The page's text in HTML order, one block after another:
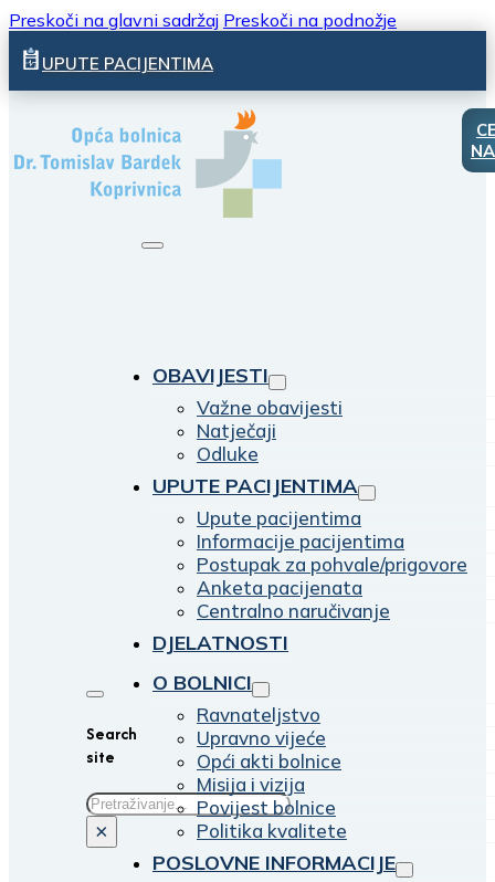
Preskoči na glavni sadržaj Preskoči na podnožje
UPUTE PACIJENTIMA
Search
site
Traži
×
OBAVIJESTI
Važne obavijesti
Natječaji
Odluke
UPUTE PACIJENTIMA
Upute pacijentima
Informacije pacijentima
Postupak za pohvale/prigovore
Anketa pacijenata
Centralno naručivanje
DJELATNOSTI
O BOLNICI
Ravnateljstvo
Upravno vijeće
Opći akti bolnice
Misija i vizija
Povijest bolnice
Politika kvalitete
POSLOVNE INFORMACIJE